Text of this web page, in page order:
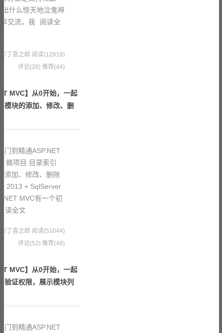
什么惊天地泣鬼神
交流，我
阅读全
丁喜之郎 阅读(12818)
评论(26) 推荐(44)
MVC】从0开始，一起
模块的添加、修改、删
门到精通ASP.NET
做项目 目录索引
添加、修改、删除
2013 + SqlServer
MVC有一个初
读全文
丁喜之郎 阅读(51044)
评论(52) 推荐(48)
MVC】从0开始，一起
验证权限，展示模块列
门到精通ASP.NET